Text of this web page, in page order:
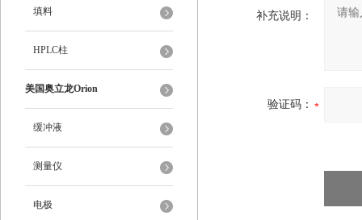
填料
HPLC柱
美国奥立龙Orion
缓冲液
测量仪
电极
补充说明：
验证码：